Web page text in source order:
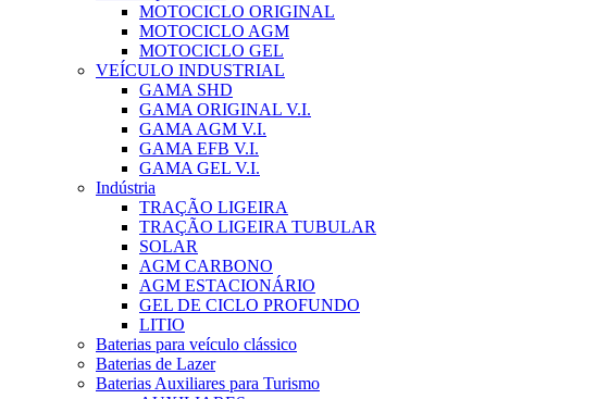
MOTOCICLO ORIGINAL
MOTOCICLO AGM
MOTOCICLO GEL
VEÍCULO INDUSTRIAL
GAMA SHD
GAMA ORIGINAL V.I.
GAMA AGM V.I.
GAMA EFB V.I.
GAMA GEL V.I.
Indústria
TRAÇÃO LIGEIRA
TRAÇÃO LIGEIRA TUBULAR
SOLAR
AGM CARBONO
AGM ESTACIONÁRIO
GEL DE CICLO PROFUNDO
LITIO
Baterias para veículo clássico
Baterias de Lazer
Baterias Auxiliares para Turismo